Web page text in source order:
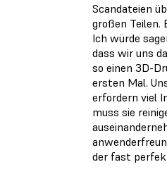
Scandateien
großen Teilen.
Ich würde
dass wir uns
so einen 3D-
ersten Mal.
erfordern viel
muss sie
der fast